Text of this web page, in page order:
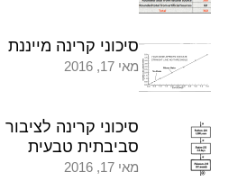
סיכוני קרינה מייננת
מאי 17, 2016
סיכוני קרינה
סביבתית טבעית
מאי 17, 2016